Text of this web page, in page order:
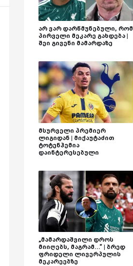
არ ვარ დარწმუნებული, რომ
პირველი მეკარე გახდება |
შეი გივენი მამარდაზე
მსურველი პრემიერ
ლიგიდან | მიქაუტაძით
ტოტენჰემია
დაინტერესებული
„მამარდაშვილი დროს
მიიღებს, მაგრამ...“ | ბრედ
ფრიდელი ლივერპულის
მეკარეებზე